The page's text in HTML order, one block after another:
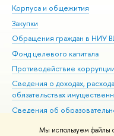
Мы используем файлы
Корпуса и общежития
Закупки
Обращения граждан в НИУ
Фонд целевого капитала
Противодействие коррупции
Сведения о доходах,
обязательствах
Сведения об
Людям с ограниченными